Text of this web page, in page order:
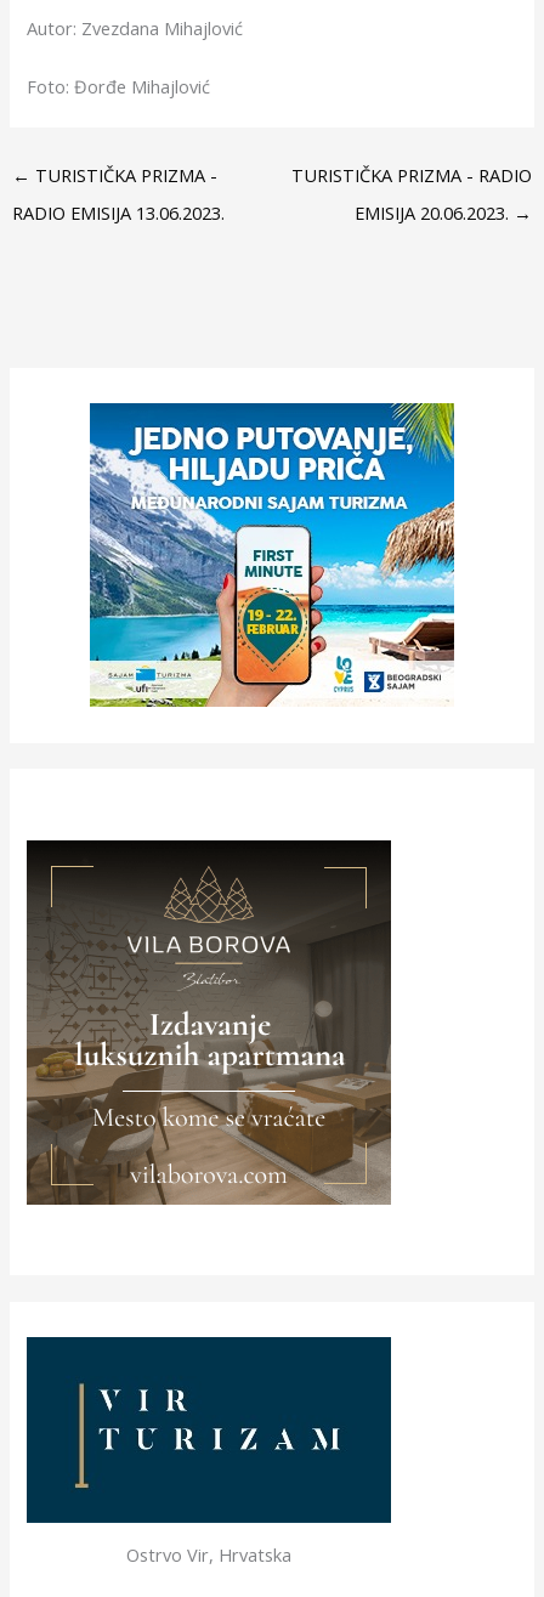
Autor: Zvezdana Mihajlović
Foto: Đorđe Mihajlović
← TURISTIČKA PRIZMA -
RADIO EMISIJA 13.06.2023.
TURISTIČKA PRIZMA - RADIO
EMISIJA 20.06.2023. →
Ostrvo Vir, Hrvatska